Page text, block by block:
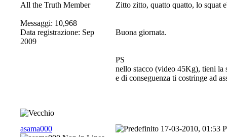
All the Truth Member
Messaggi: 10,968
Data registrazione: Sep
2009
Zitto zitto, quatto quatto, lo squat
Buona giornata.
PS
nello stacco (video 45Kg), tieni la
e di conseguenza ti costringe ad
asama000 17-03-2010, 01:53